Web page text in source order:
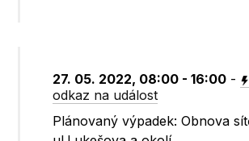
27. 05. 2022, 08:00 - 16:00 -
odkaz na událost
Plánovaný výpadek: Obnova